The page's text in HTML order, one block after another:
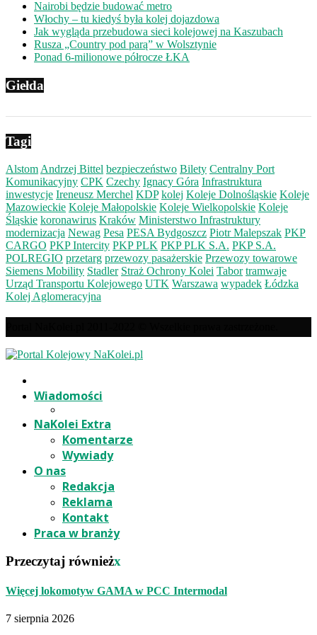
Nairobi będzie budować metro
Włochy – tu kiedyś była kolej dojazdowa
Jak wygląda przebudowa sieci kolejowej na Kaszubach
Rusza „Country pod parą” w Wolsztynie
Ponad 6-milionowe półrocze ŁKA
Giełda
Tagi
Alstom Andrzej Bittel bezpieczeństwo Bilety Centralny Port
Komunikacyjny CPK Czechy Ignacy Góra Infrastruktura
inwestycje Ireneusz Merchel KDP kolej Koleje Dolnośląskie Koleje
Mazowieckie Koleje Małopolskie Koleje Wielkopolskie Koleje
Śląskie koronawirus Kraków Ministerstwo Infrastruktury
modernizacja Newag Pesa PESA Bydgoszcz Piotr Malepszak PKP
CARGO PKP Intercity PKP PLK PKP PLK S.A. PKP S.A.
POLREGIO przetarg przewozy pasażerskie Przewozy towarowe
Siemens Mobility Stadler Straż Ochrony Kolei Tabor tramwaje
Urząd Transportu Kolejowego UTK Warszawa wypadek Łódzka
Kolej Aglomeracyjna
Wiadomości
NaKolei Extra
Komentarze
Wywiady
O nas
Redakcja
Reklama
Kontakt
Praca w branży
Przeczytaj równieżx
Więcej lokomotyw GAMA w PCC Intermodal
7 sierpnia 2026